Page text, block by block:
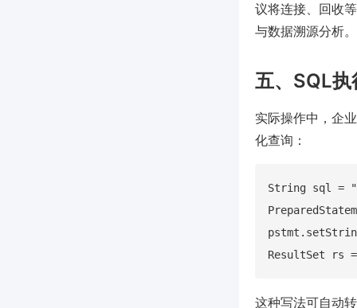
议将连接、回收
与数据溯源分析。
五、SQL
实际操作中，企
化查询：
String sql =
这种写法可自动